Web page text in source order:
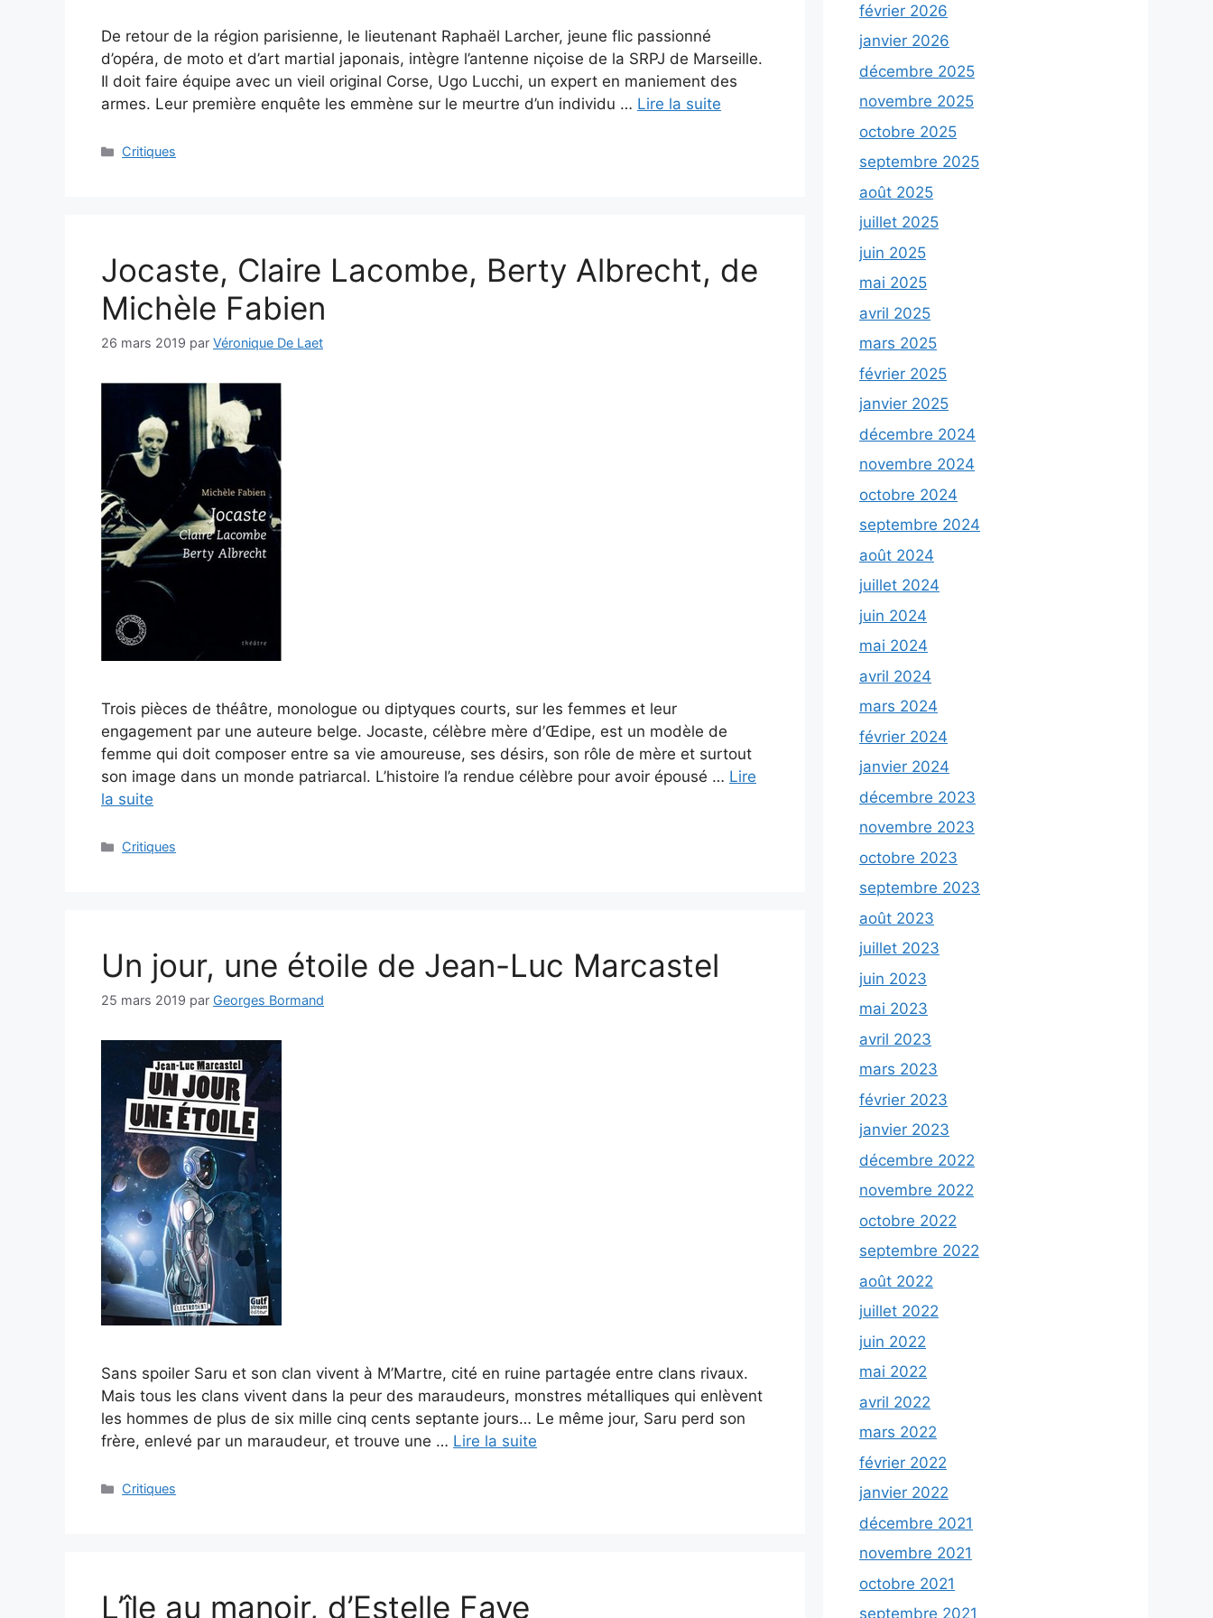
De retour de la région parisienne, le lieutenant Raphaël Larcher, jeune flic passionné
d’opéra, de moto et d’art martial japonais, intègre l’antenne niçoise de la SRPJ de Marseille.
Il doit faire équipe avec un vieil original Corse, Ugo Lucchi, un expert en maniement des
armes. Leur première enquête les emmène sur le meurtre d’un individu … Lire la suite
Critiques
Jocaste, Claire Lacombe, Berty Albrecht, de
Michèle Fabien
26 mars 2019 par Véronique De Laet
Trois pièces de théâtre, monologue ou diptyques courts, sur les femmes et leur
engagement par une auteure belge. Jocaste, célèbre mère d’Œdipe, est un modèle de
femme qui doit composer entre sa vie amoureuse, ses désirs, son rôle de mère et surtout
son image dans un monde patriarcal. L’histoire l’a rendue célèbre pour avoir épousé … Lire
la suite
Critiques
Un jour, une étoile de Jean-Luc Marcastel
25 mars 2019 par Georges Bormand
Sans spoiler Saru et son clan vivent à M’Martre, cité en ruine partagée entre clans rivaux.
Mais tous les clans vivent dans la peur des maraudeurs, monstres métalliques qui enlèvent
les hommes de plus de six mille cinq cents septante jours… Le même jour, Saru perd son
frère, enlevé par un maraudeur, et trouve une … Lire la suite
Critiques
L’île au manoir, d’Estelle Faye
février 2026
janvier 2026
décembre 2025
novembre 2025
octobre 2025
septembre 2025
août 2025
juillet 2025
juin 2025
mai 2025
avril 2025
mars 2025
février 2025
janvier 2025
décembre 2024
novembre 2024
octobre 2024
septembre 2024
août 2024
juillet 2024
juin 2024
mai 2024
avril 2024
mars 2024
février 2024
janvier 2024
décembre 2023
novembre 2023
octobre 2023
septembre 2023
août 2023
juillet 2023
juin 2023
mai 2023
avril 2023
mars 2023
février 2023
janvier 2023
décembre 2022
novembre 2022
octobre 2022
septembre 2022
août 2022
juillet 2022
juin 2022
mai 2022
avril 2022
mars 2022
février 2022
janvier 2022
décembre 2021
novembre 2021
octobre 2021
septembre 2021